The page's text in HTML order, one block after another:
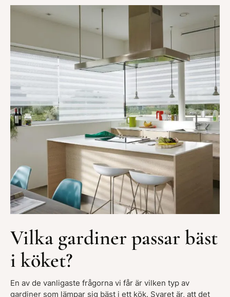
Vilka gardiner passar bäst
i köket?
En av de vanligaste frågorna vi får är vilken typ av
gardiner som lämpar sig bäst i ett kök. Svaret är, att det